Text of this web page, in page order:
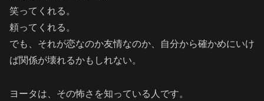
笑ってくれる。
頼ってくれる。
でも、それが恋なのか友情なのか、自分から確かめにいけ
ば関係が壊れるかもしれない。
ヨータは、その怖さを知っている人です。